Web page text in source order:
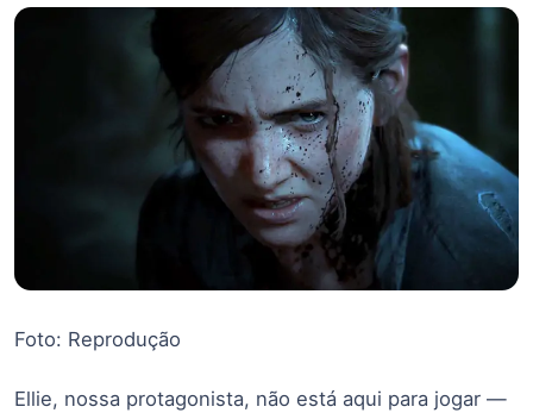
Foto: Reprodução
Ellie, nossa protagonista, não está aqui para jogar —